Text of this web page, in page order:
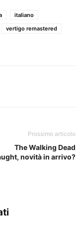
italiano
vertigo remastered
Prossimo articolo
The Walking Dead
novità in arrivo?